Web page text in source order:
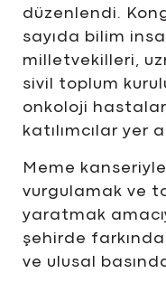
düzenlendi.
sayıda bilim
milletvekilleri,
sivil toplum
onkoloji
katılımcılar yer
Meme
vurgulamak ve
yaratmak
şehirde
ve ulusal